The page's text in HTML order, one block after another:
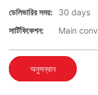
ডেলিভারির সময়:
30 days
সার্টিফিকেশন:
Main
অনুসন্ধান